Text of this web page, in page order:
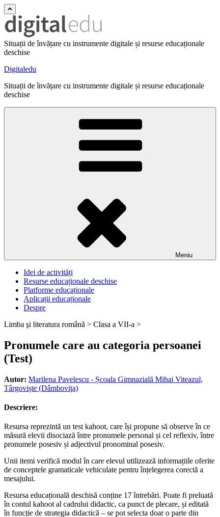
Situații de învățare cu instrumente digitale și resurse educaționale
deschise
Digitaledu
Situații de învățare cu instrumente digitale și resurse educaționale
deschise
Meniu
Idei de activități
Resurse educaționale deschise
Platforme educaționale
Aplicații educaționale
Despre
Limba şi literatura română > Clasa a VII-a >
Pronumele care au categoria persoanei
(Test)
Autor: Marilena Pavelescu - Școala Gimnazială Mihai Viteazul,
Târgoviște (Dâmboviţa)
Descriere:
Resursa reprezintă un test kahoot, care își propune să observe în ce
măsură elevii disociază între pronumele personal și cel reflexiv, între
pronumele posesiv și adjectivul pronominal posesiv.
Unii itemi verifică modul în care elevul utilizează informațiile oferite
de conceptele gramaticale vehiculate pentru înțelegerea corectă a
mesajului.
Resursa educațională deschisă conține 17 întrebări. Poate fi preluată
în contul kahoot al cadrului didactic, ca punct de plecare, și editată
în funcție de strategia didactică – se pot selecta doar o parte din